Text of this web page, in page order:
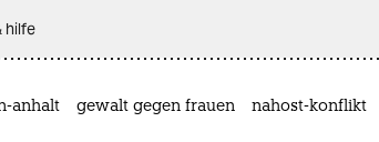
hilfe
anhalt gewalt gegen frauen nahost-konflikt